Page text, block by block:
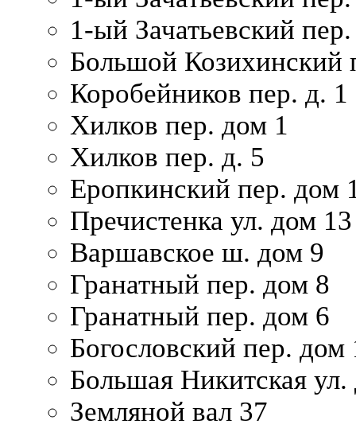
1-ый Зачатьевский
Большой Козихинский
Коробейников пер. д. 1
Хилков пер. дом 1
Хилков пер. д. 5
Еропкинский пер. дом
Пречистенка ул. дом 13
Варшавское ш. дом 9
Гранатный пер. дом 8
Гранатный пер. дом 6
Богословский пер.
Большая Никитская
Земляной вал 37